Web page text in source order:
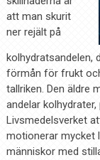
att man skurit
ner rejält på
kolhydratsandelen,
förmån för frukt
tallriken. Den äldre
andelar
Livsmedelsverket
motionerar mycket
människor med